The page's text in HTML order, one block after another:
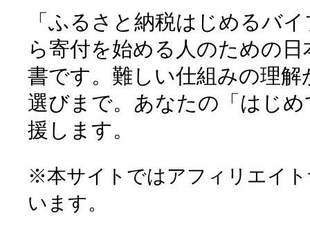
「ふるさと納税はじめるバ
ら寄付を始める人のための
書です。難しい仕組みの理
選びまで。あなたの「はじ
援します。
※本サイトではアフィリエイ
います。